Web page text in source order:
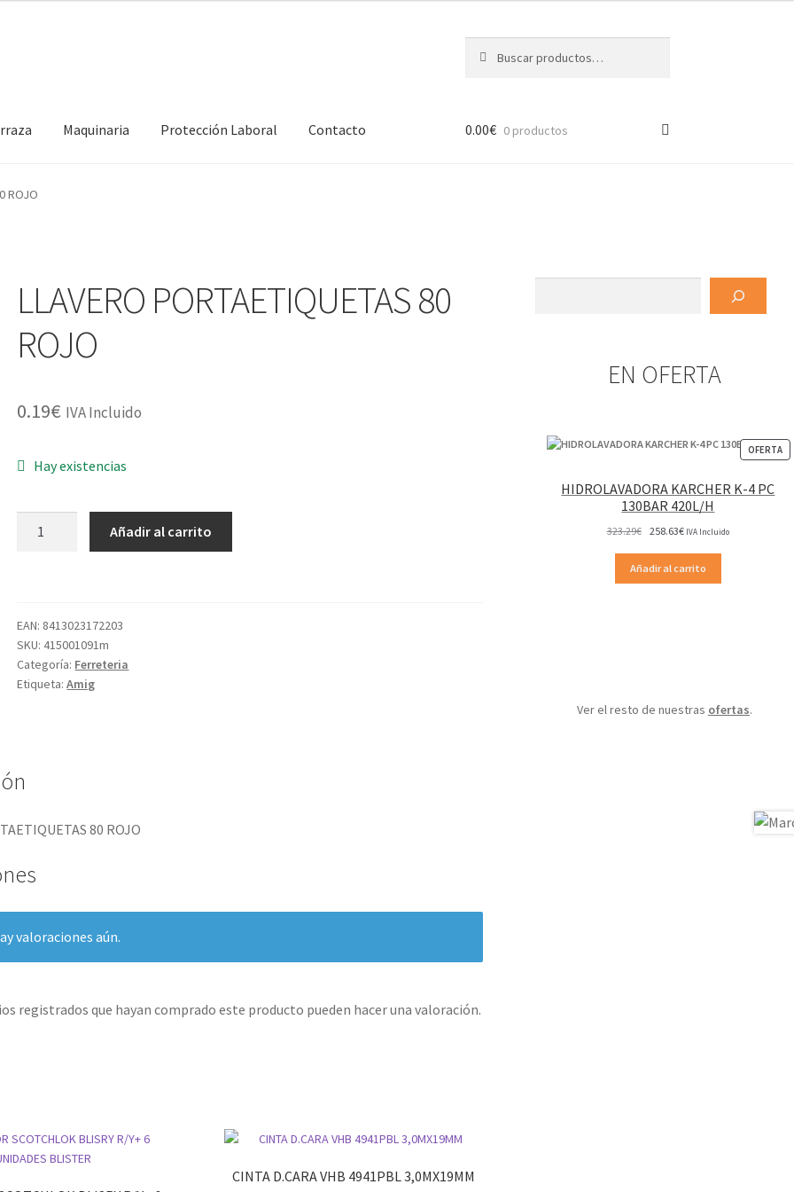
por:
Maquinaria Protección Laboral Contacto 0.00€ 0 productos
ROJO
LLAVERO PORTAETIQUETAS 80
ROJO
0.19€ IVA Incluido
Hay existencias
Añadir al carrito
EAN: 8413023172203
SKU:415001091m
Categoría: Ferreteria
Etiqueta:Amig
80 ROJO
valoraciones aún.
registrados que hayan comprado este producto pueden hacer una valoración.
CINTA D.CARA VHB 4941PBL 3,0MX19MM
EN OFERTA
OFERTA
EN
HIDROLAVADORA KARCHER K-4 PC
130BAR 420L/H
323.29€ El
original
258.63€El
actual
IVA Incluido
Añadir al carrito
Ver el resto de nuestras ofertas.